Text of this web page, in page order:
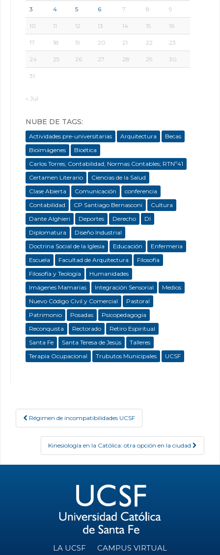
3 4 5 6 7 8 9
10 11 12 13 14 15 16
17 18 19 20 21 22 23
24 25 26 27 28 29 30
31
« Jul
NUBE DE TAGS:
Actividades pre-universitarias Arquitectura
Becas
Bioimágenes
Bioética
Carlos Torres; Contabilidad; Normas Contables; RTNº41
Certamen Literario
Ciencias de la Salud
Clase Abierta
Comunicación
conferencia
Contabilidad
CP Santiago Bernasconi
Cultura
Dante Alghieri
Deportes Derecho
DI
Diplomatura
Diseño Industrial
Doctrina Social de la Iglesia
Educación
Enfermeria
Escuela
Facultad de Arquitectura
Filosofía
Filosofía y Teología
Humanidades
Imágenes Mamarias
Integración Sensorial
Medios
Nuevo Código Civil y Comercial
Pastoral
Patrimonio
Posadas
Psicopedagogía
Reconquista
Rectorado
Retiro Espiritual
Santa Fe
Santa Teresa de Jesús
Talleres
Terapia Ocupacional
Trubutos Municipales UCSF
Post navigation
Régimen de incompatibilidades UCSF
Kinesiología en la Católica: otra opción en la ciudad
LA UCSF CAMPUS VIRTUAL